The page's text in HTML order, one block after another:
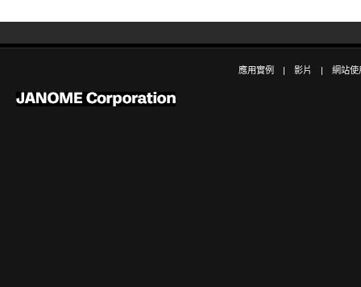
應用實例 | 影片 | 網站使